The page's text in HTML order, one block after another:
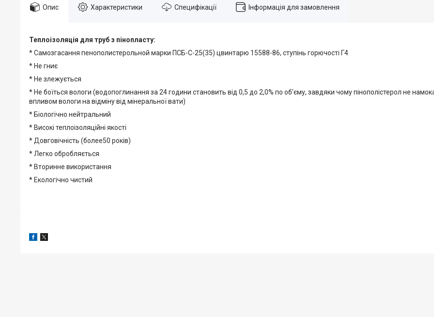
Опис Характеристики Специфікації Інформація для замовлення
Теплоізоляція для труб з пінопласту:
* Самозгасання пенополистерольной марки ПСБ-С-25(35) цвинтарю 15588-86, ступінь горючості Г4
* Не гниє
* Не злежується
* Не боїться вологи (водопоглинання за 24 години становить від 0,5 до 2,0% по об'єму, завдяки чому пінополістерол не
впливом вологи на відміну від мінеральної вати)
* Біологічно нейтральний
* Високі теплоізоляційні якості
* Довговічність (более50 років)
* Легко обробляється
* Вторинне використання
* Екологічно чистий